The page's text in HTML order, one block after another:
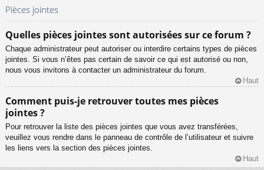
Pièces jointes
Quelles pièces jointes sont autorisées sur ce forum ?
Chaque administrateur peut autoriser ou interdire certains types de pièces
jointes. Si vous n’êtes pas certain de savoir ce qui est autorisé ou non,
nous vous invitons à contacter un administrateur du forum.
Haut
Comment puis-je retrouver toutes mes pièces
jointes ?
Pour retrouver la liste des pièces jointes que vous avez transférées,
veuillez vous rendre dans le panneau de contrôle de l’utilisateur et suivre
les liens vers la section des pièces jointes.
Haut